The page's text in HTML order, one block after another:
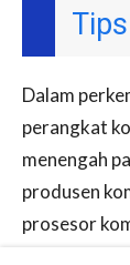
Dalam
perangkat
menengah
produsen
prosesor